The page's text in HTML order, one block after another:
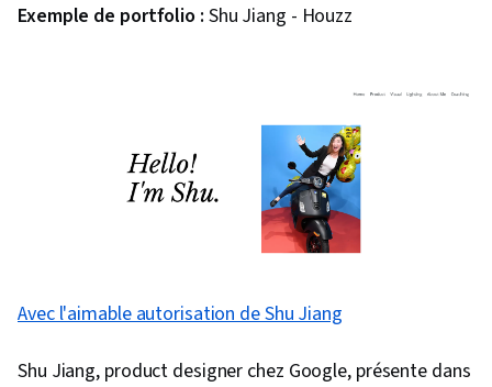
Exemple de portfolio : Shu Jiang - Houzz
Avec l'aimable autorisation de Shu Jiang
Shu Jiang, product designer chez Google, présente dans